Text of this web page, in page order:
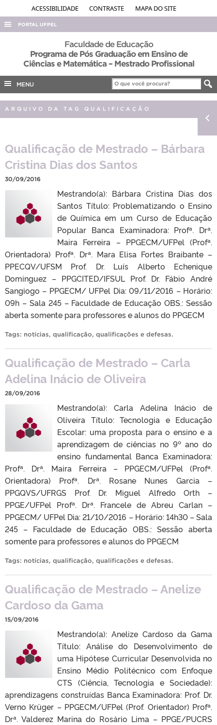
ACESSIBILIDADE CONTRASTE MAPA DO SITE
PORTAL UFPEL
ACESSO À INFORMAÇÃO
AUDITORIA
EDITAIS
Faculdade de Educação
Programa de Pós Graduação em Ensino de
Ciências e Matemática – Mestrado Profissional
MENU
ARQUIVO DA TAG QUALIFICAÇÃO
Qualificação de Mestrado – Bárbara
Cristina Dias dos Santos
30/09/2016
Mestrando(a): Bárbara Cristina Dias dos
Santos Título: Problematizando o Ensino
de Química em um Curso de Educação
Popular Banca Examinadora: Profª. Drª.
Maira Ferreira – PPGECM/UFPel (Profª.
Orientadora) Profª. Drª. Mara Elisa Fortes Braibante –
PPECQV/UFSM Prof. Dr. Luís Alberto Echenique
Dominguez – PPGCITED/IFSUL Prof. Dr. Fábio André
Sangiogo – PPGECM/ UFPel Dia: 09/11/2016 – Horário:
09h – Sala 245 – Faculdade de Educação OBS.: Sessão
aberta somente para professores e alunos do PPGECM
Tags: notícias, qualificação, qualificações e defesas.
Qualificação de Mestrado – Carla
Adelina Inácio de Oliveira
28/09/2016
Mestrando(a): Carla Adelina Inácio de
Oliveira Título: Tecnologia e Educação
Escolar: uma proposta para o ensino e a
aprendizagem de ciências no 9º ano do
ensino fundamental Banca Examinadora:
Profª. Drª. Maira Ferreira – PPGECM/UFPel (Profª.
Orientadora) Profª. Drª. Rosane Nunes Garcia –
PPGQVS/UFRGS Prof. Dr. Miguel Alfredo Orth –
PPGE/UFPel Profª. Drª. Francele de Abreu Carlan –
PPGECM/ UFPel Dia: 21/10/2016 – Horário: 14h30 – Sala
245 – Faculdade de Educação OBS.: Sessão aberta
somente para professores e alunos do PPGECM
Tags: notícias, qualificação, qualificações e defesas.
Qualificação de Mestrado – Anelize
Cardoso da Gama
15/09/2016
Mestrando(a): Anelize Cardoso da Gama
Título: Análise do Desenvolvimento de
uma Hipótese Curricular Desenvolvida no
Ensino Médio Politécnico com Enfoque
CTS (Ciência, Tecnologia e Sociedade):
aprendizagens construídas Banca Examinadora: Prof. Dr.
Verno Krüger – PPGECM/UFPel (Prof. Orientador) Profª.
Drª. Valderez Marina do Rosário Lima – PPGE/PUCRS